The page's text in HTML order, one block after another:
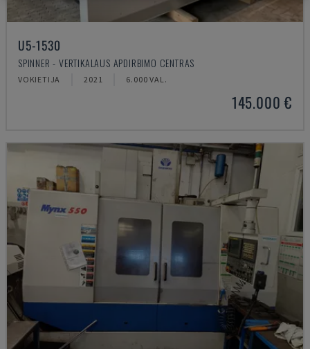
U5-1530
SPINNER - VERTIKALAUS APDIRBIMO CENTRAS
VOKIETIJA 2021 6.000 VAL.
145.000 €